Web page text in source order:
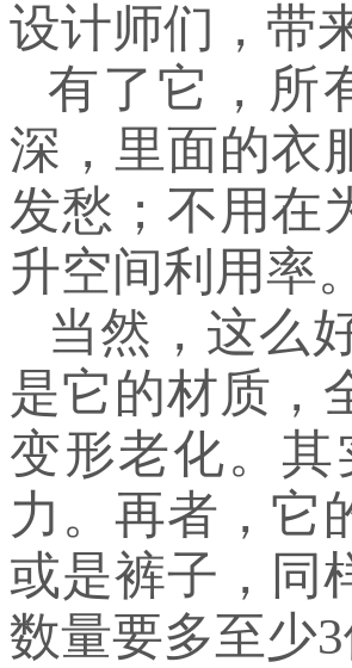
设计师们，带
有了它，所
深，里面的衣
发愁；不用在
升空间利用率
当然，这么
是它的材质，
变形老化。
力。再者，它
或是裤子，同
数量要多至少